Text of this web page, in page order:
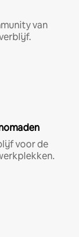
van
voor de